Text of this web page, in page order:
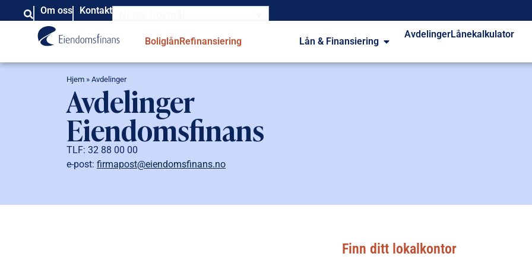
Om oss Kontakt
BoliglånRefinansiering Lån & Finansiering
AvdelingerLånekalkulator
Hjem » Avdelinger
Avdelinger
Eiendomsfinans
TLF: 32 88 00 00
e-post: firmapost@eiendomsfinans.no
Finn ditt lokalkontor